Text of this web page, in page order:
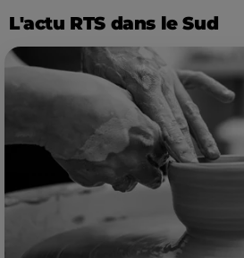
L'actu RTS dans le Sud